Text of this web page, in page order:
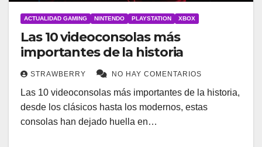
ACTUALIDAD GAMING NINTENDO PLAYSTATION XBOX
Las 10 videoconsolas más
importantes de la historia
STRAWBERRY NO HAY COMENTARIOS
Las 10 videoconsolas más importantes de la historia,
desde los clásicos hasta los modernos, estas
consolas han dejado huella en…